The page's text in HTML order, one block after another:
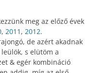
meg az előző évek
, 2011 , 2012.
de azért akadnak
s elütöm a
& egér kombináció